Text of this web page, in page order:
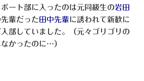
ート部に入ったのは元同級生の岩田
輩だった 田中先輩 に誘われて新歓に
部していました。（元々ゴリゴリの
かったのに…）